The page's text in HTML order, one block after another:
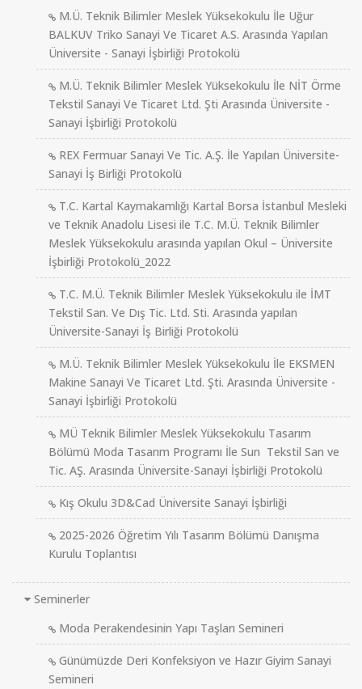
M.Ü. Teknik Bilimler Meslek Yüksekokulu İle Uğur
BALKUV Triko Sanayi Ve Ticaret A.S. Arasında Yapılan
Üniversite - Sanayi İşbirliği Protokolü
M.Ü. Teknik Bilimler Meslek Yüksekokulu İle NİT Örme
Tekstil Sanayi Ve Ticaret Ltd. Şti Arasında Üniversite -
Sanayi İşbirliği Protokolü
REX Fermuar Sanayi Ve Tic. A.Ş. İle Yapılan Üniversite-
Sanayi İş Birliği Protokolü
T.C. Kartal Kaymakamlığı Kartal Borsa İstanbul Mesleki
ve Teknik Anadolu Lisesi ile T.C. M.Ü. Teknik Bilimler
Meslek Yüksekokulu arasında yapılan Okul – Üniversite
İşbirliği Protokolü_2022
T.C. M.Ü. Teknik Bilimler Meslek Yüksekokulu ile İMT
Tekstil San. Ve Dış Tic. Ltd. Sti. Arasında yapılan
Üniversite-Sanayi İş Birliği Protokolü
M.Ü. Teknik Bilimler Meslek Yüksekokulu İle EKSMEN
Makine Sanayi Ve Ticaret Ltd. Şti. Arasında Üniversite -
Sanayi İşbirliği Protokolü
MÜ Teknik Bilimler Meslek Yüksekokulu Tasarım
Bölümü Moda Tasarım Programı İle Sun Tekstil San ve
Tic. AŞ. Arasında Üniversite-Sanayi İşbirliği Protokolü
Kış Okulu 3D&Cad Üniversite Sanayi İşbirliği
2025-2026 Öğretim Yılı Tasarım Bölümü Danışma
Kurulu Toplantısı
Seminerler
Moda Perakendesinin Yapı Taşları Semineri
Günümüzde Deri Konfeksiyon ve Hazır Giyim Sanayi
Semineri